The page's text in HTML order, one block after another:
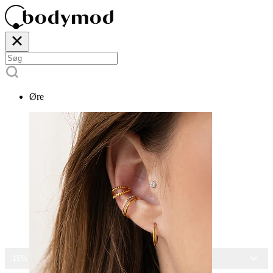
Øre
15% RABAT PÅ ALLE SMYKKER